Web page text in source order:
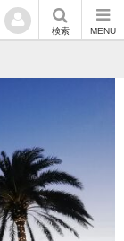
検索 MENU